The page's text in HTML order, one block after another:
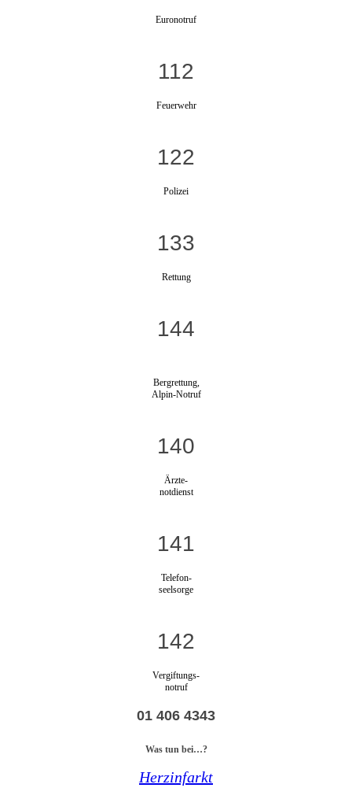
Euronotruf
112
Feuerwehr
122
Polizei
133
Rettung
144
Bergrettung,
Alpin-Notruf
140
Ärzte-
notdienst
141
Telefon-
seelsorge
142
Vergiftungs-
notruf
01 406 4343
Was tun bei…?
Herzinfarkt